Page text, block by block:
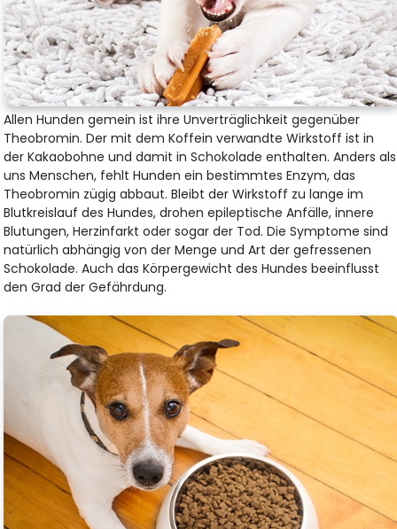
Allen Hunden gemein ist ihre Unverträglichkeit gegenüber
Theobromin. Der mit dem Koffein verwandte Wirkstoff ist in
der Kakaobohne und damit in Schokolade enthalten. Anders als
uns Menschen, fehlt Hunden ein bestimmtes Enzym, das
Theobromin zügig abbaut. Bleibt der Wirkstoff zu lange im
Blutkreislauf des Hundes, drohen epileptische Anfälle, innere
Blutungen, Herzinfarkt oder sogar der Tod. Die Symptome sind
natürlich abhängig von der Menge und Art der gefressenen
Schokolade. Auch das Körpergewicht des Hundes beeinflusst
den Grad der Gefährdung.